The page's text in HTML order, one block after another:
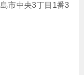
市中央3丁目1番3